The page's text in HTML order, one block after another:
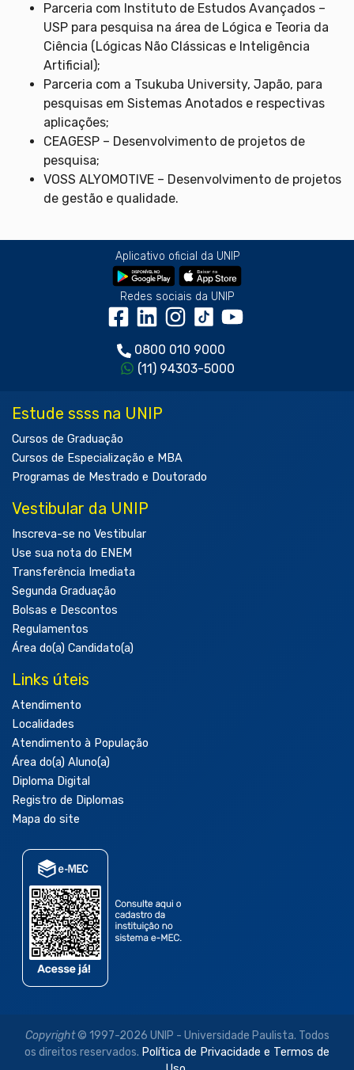
Parceria com Instituto de Estudos Avançados –
USP para pesquisa na área de Lógica e Teoria da
Ciência (Lógicas Não Clássicas e Inteligência
Artificial);
Parceria com a Tsukuba University, Japão, para
pesquisas em Sistemas Anotados e respectivas
aplicações;
CEAGESP – Desenvolvimento de projetos de
pesquisa;
VOSS ALYOMOTIVE – Desenvolvimento de projetos
de gestão e qualidade.
Aplicativo oficial da UNIP
Redes sociais da UNIP
0800 010 9000
(11) 94303-5000
Estude ssss na UNIP
Cursos de Graduação
Cursos de Especialização e MBA
Programas de Mestrado e Doutorado
Vestibular da UNIP
Inscreva-se no Vestibular
Use sua nota do ENEM
Transferência Imediata
Segunda Graduação
Bolsas e Descontos
Regulamentos
Área do(a) Candidato(a)
Links úteis
Atendimento
Localidades
Atendimento à População
Área do(a) Aluno(a)
Diploma Digital
Registro de Diplomas
Mapa do site
Copyright© 1997-2026 UNIP - Universidade Paulista. Todos
os direitos reservados. Política de Privacidade e Termos de